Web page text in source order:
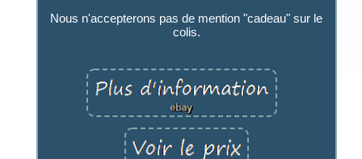
Nous n'accepterons pas de mention "cadeau" sur le
colis.